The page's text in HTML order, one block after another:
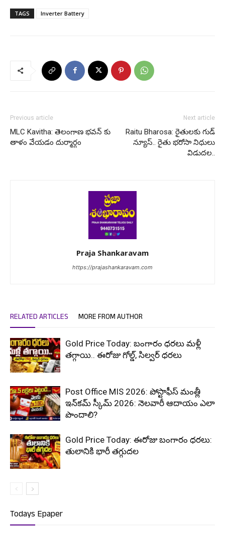
TAGS Inverter Battery
Previous article
MLC Kavitha: తెలంగాణ భవన్ కు
తాళం వేయడం దుర్మార్గం
Next article
Raitu Bharosa: రైతులకు గుడ్
న్యూస్.. రైతు భరోసా నిధులు
విడుదల..
Praja Shankaravam
https://prajashankaravam.com
RELATED ARTICLES MORE FROM AUTHOR
Gold Price Today: బంగారం ధరలు మళ్లీ
తగ్గాయి.. ఈరోజు గోల్డ్, సిల్వర్ ధరలు
Post Office MIS 2026: పోస్టాఫీస్ మంత్లీ
ఇన్‌కమ్ స్కీమ్ 2026: నెలవారీ ఆదాయం ఎలా
పొందాలి?
Gold Price Today: ఈరోజు బంగారం ధరలు:
తులానికి భారీ తగ్గుదల
Todays Epaper